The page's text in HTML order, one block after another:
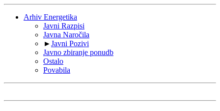
Arhiv Energetika
Javni Razpisi
Javna Naročila
►Javni Pozivi
Javno zbiranje ponudb
Ostalo
Povabila